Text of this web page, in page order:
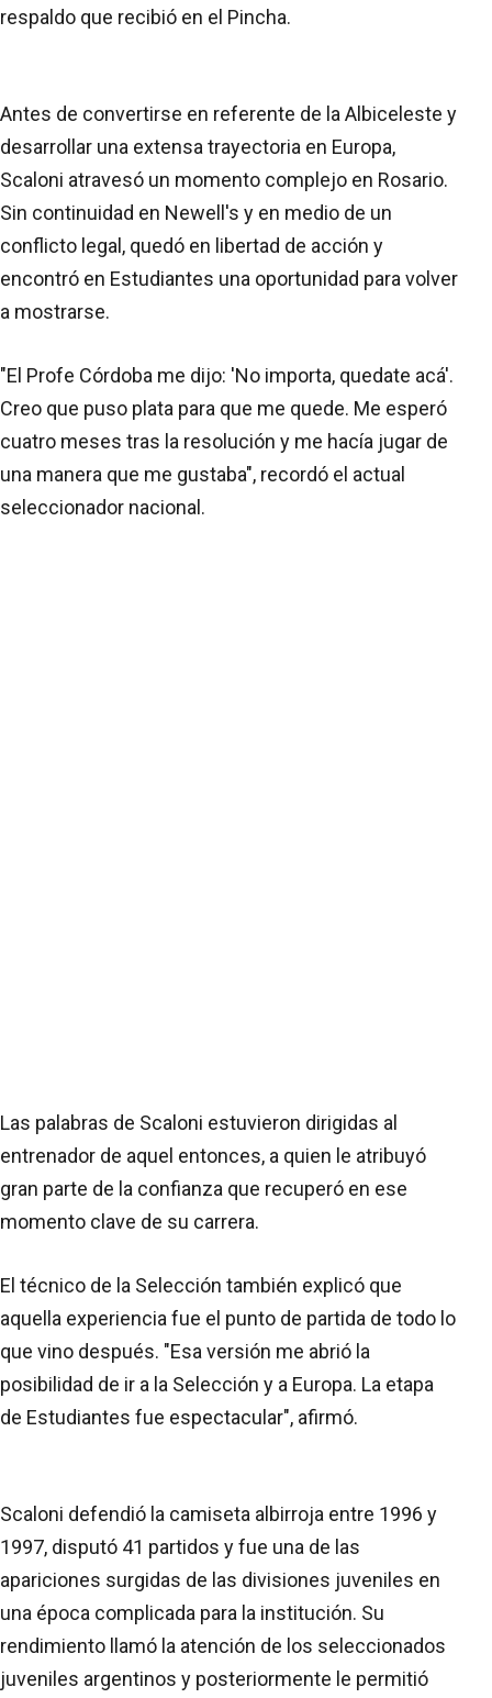
respaldo que recibió en el Pincha.
Antes de convertirse en referente de la Albiceleste y
desarrollar una extensa trayectoria en Europa,
Scaloni atravesó un momento complejo en Rosario.
Sin continuidad en Newell's y en medio de un
conflicto legal, quedó en libertad de acción y
encontró en Estudiantes una oportunidad para volver
a mostrarse.
"El Profe Córdoba me dijo: 'No importa, quedate acá'.
Creo que puso plata para que me quede. Me esperó
cuatro meses tras la resolución y me hacía jugar de
una manera que me gustaba", recordó el actual
seleccionador nacional.
Las palabras de Scaloni estuvieron dirigidas al
entrenador de aquel entonces, a quien le atribuyó
gran parte de la confianza que recuperó en ese
momento clave de su carrera.
El técnico de la Selección también explicó que
aquella experiencia fue el punto de partida de todo lo
que vino después. "Esa versión me abrió la
posibilidad de ir a la Selección y a Europa. La etapa
de Estudiantes fue espectacular", afirmó.
Scaloni defendió la camiseta albirroja entre 1996 y
1997, disputó 41 partidos y fue una de las
apariciones surgidas de las divisiones juveniles en
una época complicada para la institución. Su
rendimiento llamó la atención de los seleccionados
juveniles argentinos y posteriormente le permitió